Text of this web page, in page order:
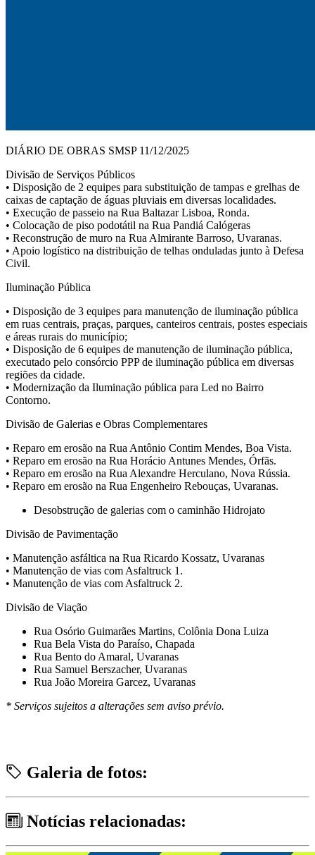
DIÁRIO DE OBRAS SMSP 11/12/2025
Divisão de Serviços Públicos
• Disposição de 2 equipes para substituição de tampas e grelhas de
caixas de captação de águas pluviais em diversas localidades.
• Execução de passeio na Rua Baltazar Lisboa, Ronda.
• Colocação de piso podotátil na Rua Pandiá Calógeras
• Reconstrução de muro na Rua Almirante Barroso, Uvaranas.
• Apoio logístico na distribuição de telhas onduladas junto à Defesa
Civil.
Iluminação Pública
• Disposição de 3 equipes para manutenção de iluminação pública
em ruas centrais, praças, parques, canteiros centrais, postes especiais
e áreas rurais do município;
• Disposição de 6 equipes de manutenção de iluminação pública,
executado pelo consórcio PPP de iluminação pública em diversas
regiões da cidade.
• Modernização da Iluminação pública para Led no Bairro
Contorno.
Divisão de Galerias e Obras Complementares
• Reparo em erosão na Rua Antônio Contim Mendes, Boa Vista.
• Reparo em erosão na Rua Horácio Antunes Mendes, Órfãs.
• Reparo em erosão na Rua Alexandre Herculano, Nova Rússia.
• Reparo em erosão na Rua Engenheiro Rebouças, Uvaranas.
Desobstrução de galerias com o caminhão Hidrojato
Divisão de Pavimentação
• Manutenção asfáltica na Rua Ricardo Kossatz, Uvaranas
• Manutenção de vias com Asfaltruck 1.
• Manutenção de vias com Asfaltruck 2.
Divisão de Viação
Rua Osório Guimarães Martins, Colônia Dona Luiza
Rua Bela Vista do Paraíso, Chapada
Rua Bento do Amaral, Uvaranas
Rua Samuel Berszacher, Uvaranas
Rua João Moreira Garcez, Uvaranas
* Serviços sujeitos a alterações sem aviso prévio.
Galeria de fotos:
Notícias relacionadas: